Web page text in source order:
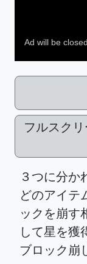
フルスク
３つに分か
どのアイテ
ックを崩す
して星を獲
ブロック崩